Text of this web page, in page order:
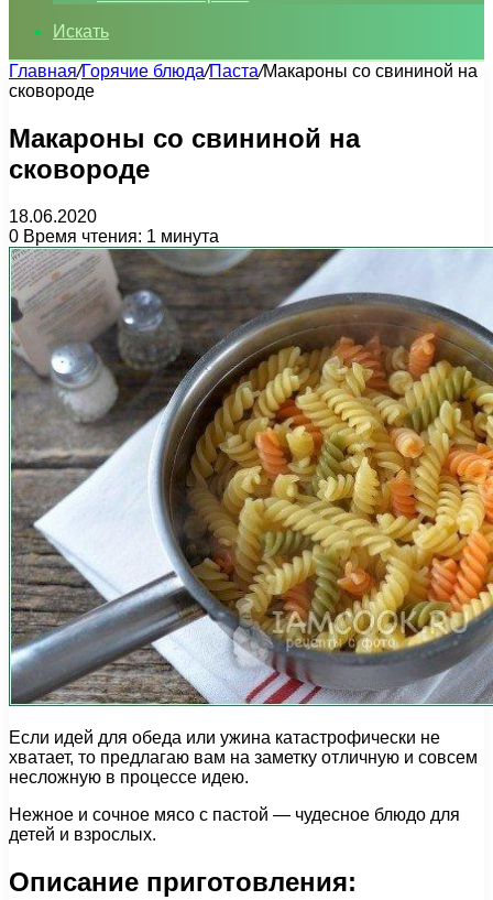
Искать
Главная/Горячие блюда/Паста/Макароны со свининой на
сковороде
Макароны со свининой на
сковороде
18.06.2020
0 Время чтения: 1 минута
Если идей для обеда или ужина катастрофически не
хватает, то предлагаю вам на заметку отличную и совсем
несложную в процессе идею.
Нежное и сочное мясо с пастой — чудесное блюдо для
детей и взрослых.
Описание приготовления: